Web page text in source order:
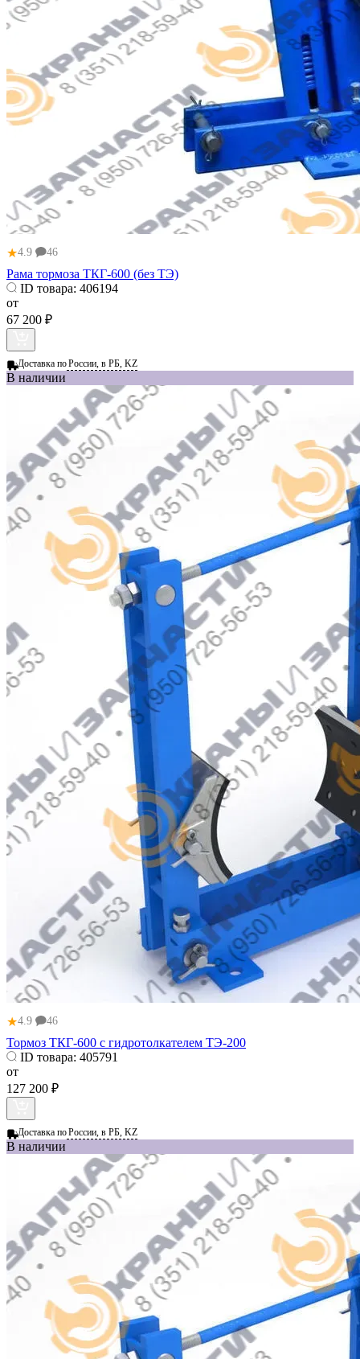
★4.9 46
Рама тормоза ТКГ-600 (без ТЭ)
ID товара: 406194
от
67 200 ₽
Доставка поРоссии, в РБ, KZ
В наличии
★4.9 46
Тормоз ТКГ-600 с гидротолкателем ТЭ-200
ID товара: 405791
от
127 200 ₽
Доставка поРоссии, в РБ, KZ
В наличии